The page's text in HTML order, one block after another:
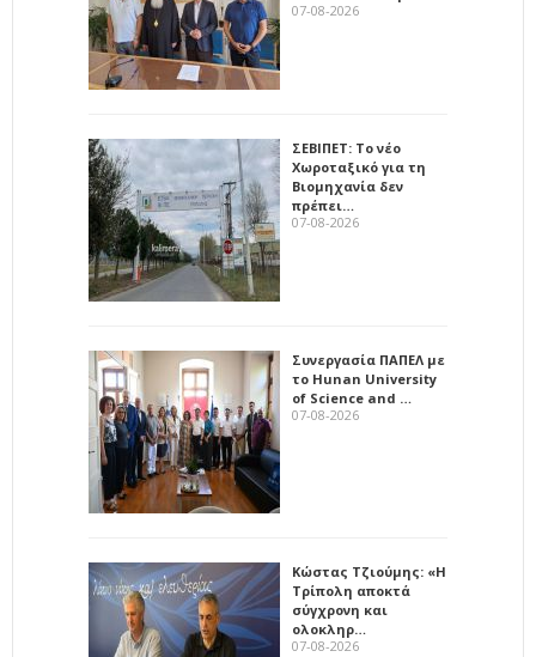
07-08-2026
ΣΕΒΙΠΕΤ: Το νέο
Χωροταξικό για τη
Βιομηχανία δεν
πρέπει…
07-08-2026
Συνεργασία ΠΑΠΕΛ με
το Hunan University
of Science and …
07-08-2026
Κώστας Τζιούμης: «Η
Τρίπολη αποκτά
σύγχρονη και
ολοκληρ…
07-08-2026